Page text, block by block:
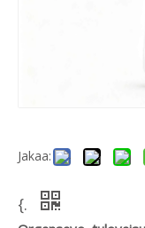
Jakaa:
{.